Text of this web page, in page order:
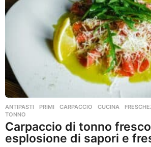
i
a
g
o
ANTIPASTI ,PRIMI CARPACCIO ,CUCINA ,
TONNO
Carpaccio di tonno
esplosione di sapori e